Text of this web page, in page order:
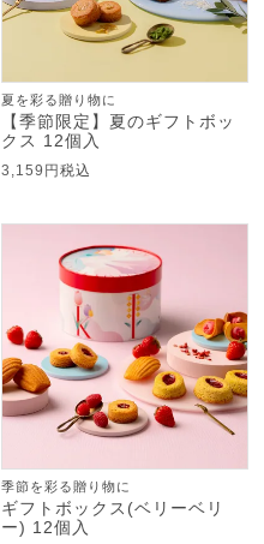
夏を彩る贈り物に
【季節限定】夏のギフトボッ
クス 12個入
3,159 税込
季節を彩る贈り物に
ギフトボックス(ベリーベリ
ー) 12個入